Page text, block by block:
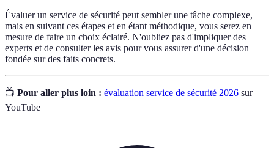
Évaluer un service de sécurité peut sembler une tâche complexe,
mais en suivant ces étapes et en étant méthodique, vous serez en
mesure de faire un choix éclairé. N'oubliez pas d'impliquer des
experts et de consulter les avis pour vous assurer d'une décision
fondée sur des faits concrets.
📺 Pour aller plus loin : évaluation service de sécurité 2026 sur
YouTube